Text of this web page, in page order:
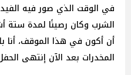
في الوقت الذي صور فيه
الشرب وكان رصينًا لمدة ستة
أن أكون في هذا الموقف، أنا
المخدرات بعد الآن إنتهى